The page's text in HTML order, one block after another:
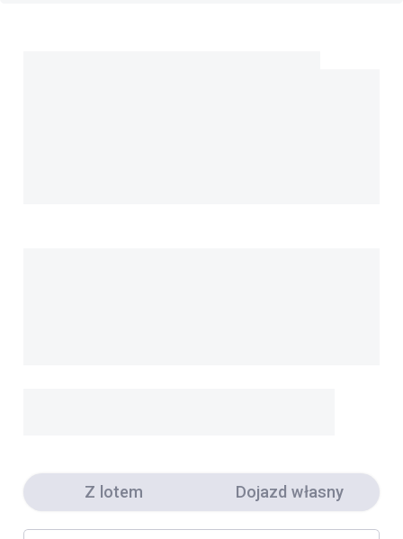
Z lotem Dojazd własny